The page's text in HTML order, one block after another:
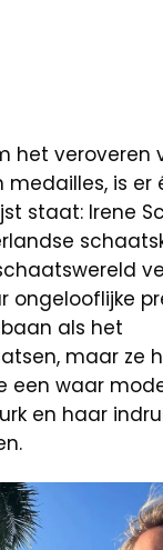
het veroveren
medailles, is er
staat: Irene
ongelooflijke
als het
maar ze
een waar
en haar